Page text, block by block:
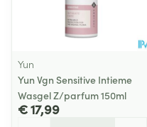
Yun
Yun Vgn Sensitive Intieme
Wasgel Z/parfum 150ml
€ 17,99